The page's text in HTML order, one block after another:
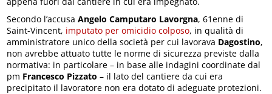
Secondo l’accusaAngelo Camputaro Lavorgna, 61enne di
Saint-Vincent, imputato per omicidio colposo, in qualità di
amministratore unico della società per cui lavorava Dagostino,
non avrebbe attuato tutte le norme di sicurezza previste dalla
normativa: in particolare – in base alle indagini coordinate dal
pm Francesco Pizzato – il lato del cantiere da cui era
precipitato il lavoratore non era dotato di adeguate protezioni.